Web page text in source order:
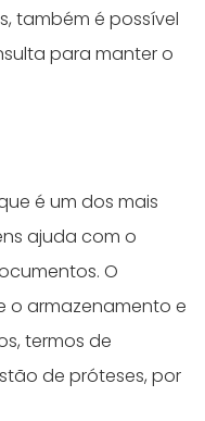
também é possível
para manter o
é um dos mais
ajuda com o
O
o armazenamento e
termos de
de próteses, por